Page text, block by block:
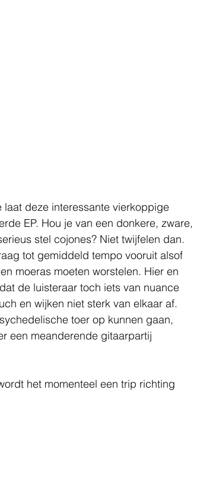
deze interessante vierkoppige
EP. Hou je van een donkere, zware,
stel cojones? Niet twijfelen dan.
tot gemiddeld tempo vooruit alsof
moeras moeten worstelen. Hier en
de luisteraar toch iets van nuance
en wijken niet sterk van elkaar af.
toer op kunnen gaan,
een meanderende gitaarpartij
het momenteel een trip richting